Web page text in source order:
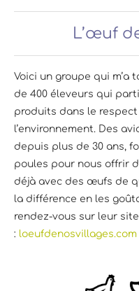
L’œuf
Voici un groupe qui m’a
de 400 éleveurs qui
produits dans le respect
l’environnement. Des
depuis plus de 30 ans,
poules pour nous offrir
déjà avec des œufs de
la différence en les
rendez-vous sur leur
: loeufdenosvillages.com